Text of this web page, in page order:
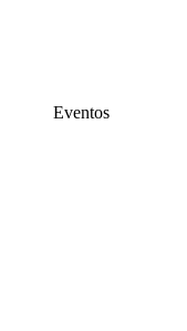
Eventos